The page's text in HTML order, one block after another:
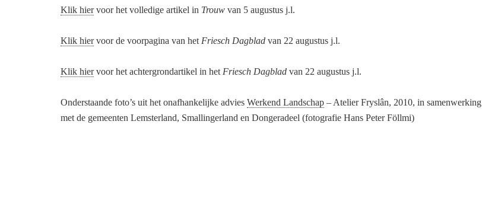
Klik hiervoor het volledige artikel in Trouw van 5 augustus j.l.
Klik hiervoor de voorpagina van het Friesch Dagblad van 22 augustus j.l.
Klik hiervoor het achtergrondartikel in het Friesch Dagblad van 22 augustus j.l.
Onderstaande foto’s uit het onafhankelijke advies Werkend Landschap – Atelier Fryslân, 2010, in samenwerking
met de gemeenten Lemsterland, Smallingerland en Dongeradeel (fotografie Hans Peter Föllmi)